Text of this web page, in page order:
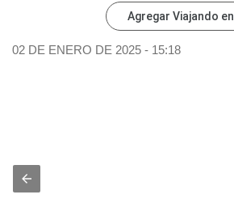
Agregar Viajando en
02 DE ENERO DE 2025 - 15:18